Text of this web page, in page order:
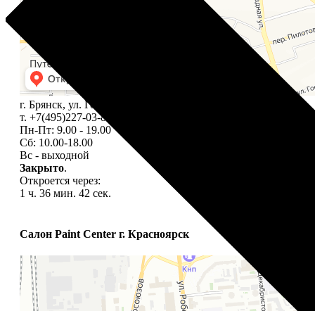
г. Брянск, ул. Горбатова, 24
т. +7(495)227-03-82, +7(920)834-98-74
Пн-Пт: 9.00 - 19.00
Сб: 10.00-18.00
Вс - выходной
Закрыто.
Откроется через:
1 ч. 36 мин. 41 сек.
Салон Paint Center г. Красноярск